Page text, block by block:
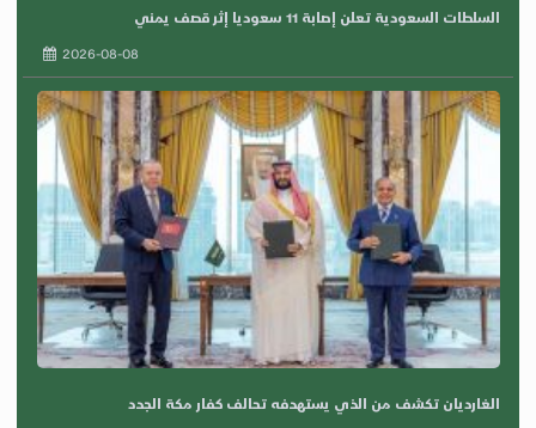
السلطات السعودية تعلن إصابة 11 سعوديا إثر قصف يمني
2026-08-08
الغارديان تكشف من الذي يستهدفه تحالف كفار مكة الجدد